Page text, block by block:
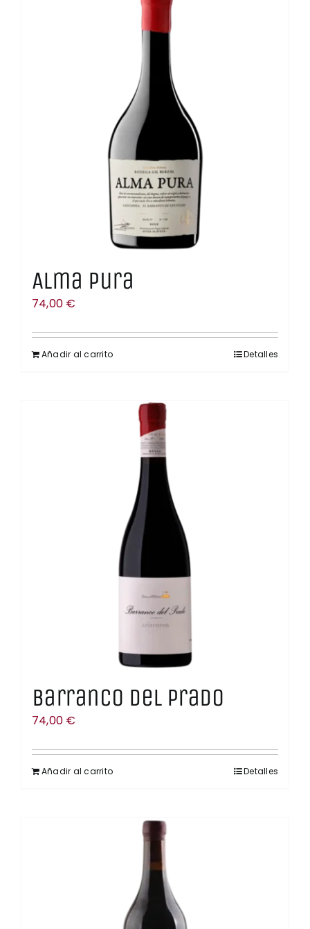
Alma Pura
74,00 €
Añadir al carrito Detalles
Barranco del Prado
74,00 €
Añadir al carrito Detalles